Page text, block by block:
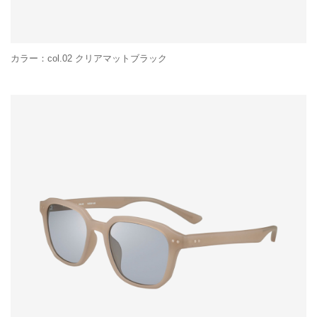
カラー：col.02 クリアマットブラック